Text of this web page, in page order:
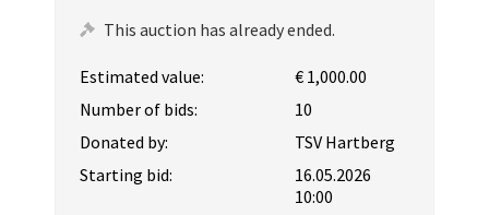
This auction has already ended.
Estimated value:
€ 1,000.00
Number of bids:
10
Donated by:
TSV Hartberg
Starting bid:
16.05.2026
10:00